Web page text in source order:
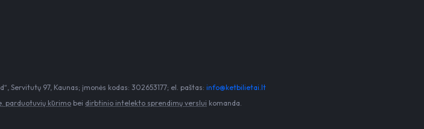
Servitutų 97, Kaunas; įmonės kodas: 302653177; el. paštas: info@ketbilietai.lt
parduotuvių kūrimo bei dirbtinio intelekto sprendimų verslui komanda.